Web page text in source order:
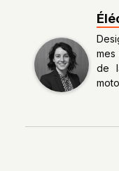
mes
de